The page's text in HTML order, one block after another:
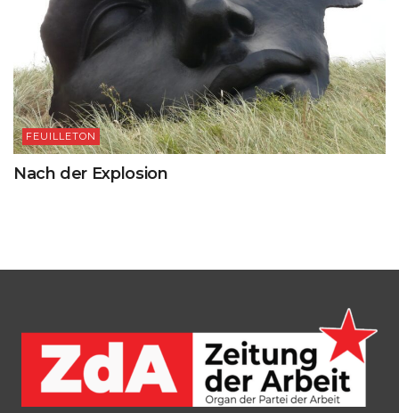
FEUILLETON
Nach der Explosion